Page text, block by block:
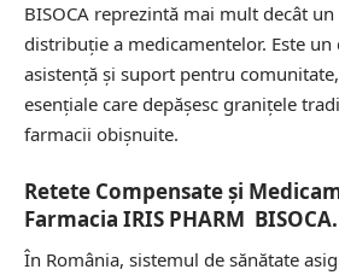
BISOCA reprezintă mai mult decât
distribuție a medicamentelor. Este
asistență și suport pentru
esențiale care depășesc granițele
farmacii obișnuite.
Retete Compensate și
Farmacia IRIS PHARM BISOCA.
În România, sistemul de sănătate